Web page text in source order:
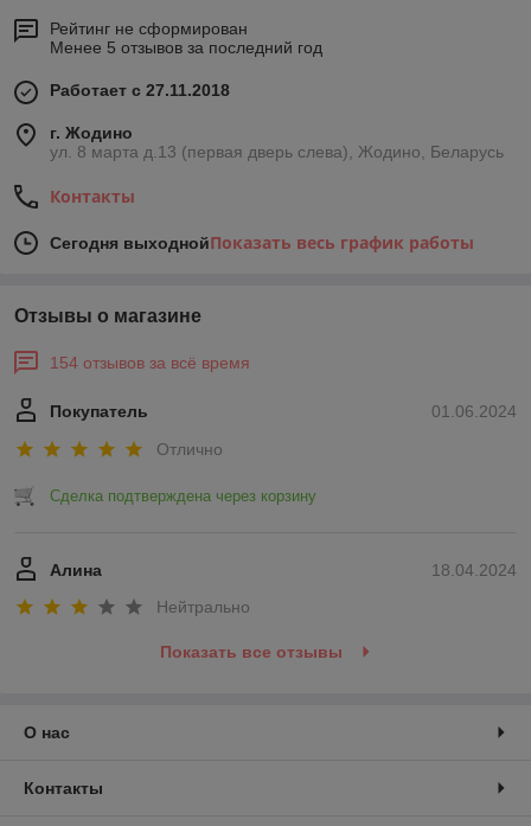
Рейтинг не сформирован
Менее 5 отзывов за последний год
Работает с 27.11.2018
г. Жодино
ул. 8 марта д.13 (первая дверь слева), Жодино, Беларусь
Контакты
Сегодня выходнойПоказать весь график работы
Отзывы о магазине
154 отзывов за всё время
01.06.2024
Покупатель
Отлично
Сделка подтверждена через корзину
18.04.2024
Алина
Нейтрально
Показать все отзывы
О нас
Контакты